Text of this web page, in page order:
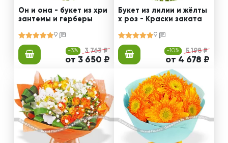
Он и она - букет из хри
зантемы и герберы
9
-3% 3 763 ₽
от 3 650 ₽
Букет из лилии и жёлты
х роз - Краски заката
9
-10% 5 198 ₽
от 4 678 ₽